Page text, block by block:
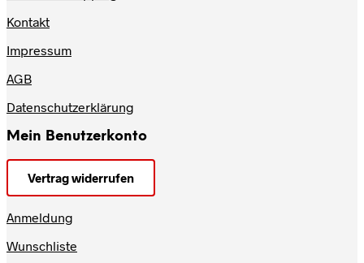
Kontakt
Impressum
AGB
Datenschutzerklärung
Mein Benutzerkonto
Vertrag widerrufen
Anmeldung
Wunschliste